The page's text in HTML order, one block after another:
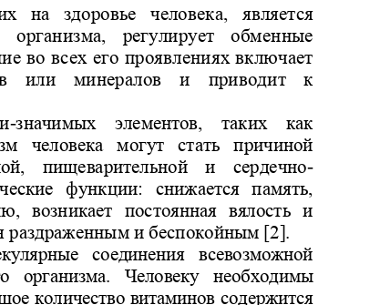
здоровье  человека,  является
организма,  регулирует  обменные
во всех его проявлениях включает
или  минералов  и  приводит  к
-значимых  элементов,  таких  как
человека  могут  стать  причиной
пищеварительной  и  сердечно-
функции:  снижается  память,
возникает  постоянная  вялость  и
раздраженным и беспокойным [2].
соединения  всевозможной
организма.  Человеку  необходимы
количество витаминов содержится